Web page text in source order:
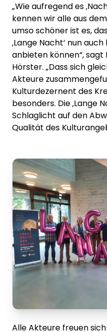
„Wie aufregend es
kennen wir alle aus
umso schöner ist es,
‚Lange Nacht‘ nun
anbieten können“,
Hörster. „Dass sich
Akteure
Kulturdezernent des
besonders. Die ‚Lange
Schlaglicht auf den
Qualität des
Alle Akteure freuen